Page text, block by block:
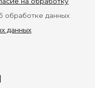
обработке данных
данных